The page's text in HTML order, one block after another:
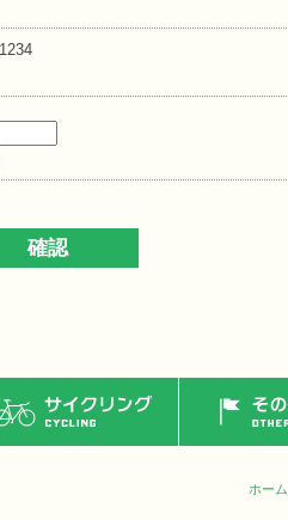
サイクリング その他
ホーム